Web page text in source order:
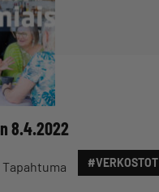
8.4.2022
Tapahtuma #VERKOSTOT